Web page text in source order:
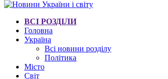
ВСІ РОЗДІЛИ
Головна
Україна
Всі новини розділу
Політика
Місто
Світ